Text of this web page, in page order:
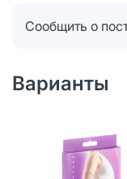
Сообщить о
Варианты